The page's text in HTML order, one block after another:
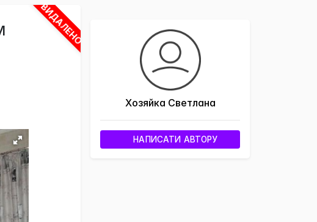
ВИДАЛЕНО
Хозяйка Светлана
НАПИСАТИ АВТОРУ